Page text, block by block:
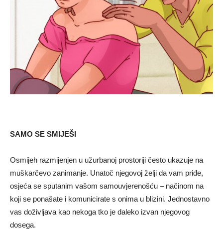
SAMO SE SMIJEŠI
Osmijeh razmijenjen u užurbanoj prostoriji često ukazuje na
muškarčevo zanimanje. Unatoč njegovoj želji da vam priđe,
osjeća se sputanim vašom samouvjerenošću – načinom na
koji se ponašate i komunicirate s onima u blizini. Jednostavno
vas doživljava kao nekoga tko je daleko izvan njegovog
dosega.